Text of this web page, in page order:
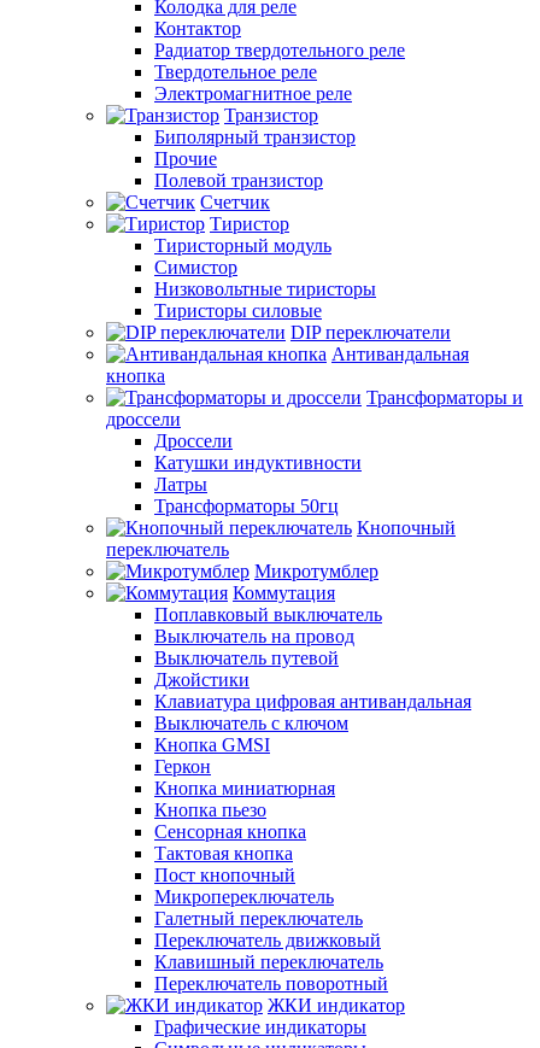
Колодка для реле
Контактор
Радиатор твердотельного реле
Твердотельное реле
Электромагнитное реле
Транзистор
Биполярный транзистор
Прочие
Полевой транзистор
Счетчик
Тиристор
Тиристорный модуль
Симистор
Низковольтные тиристоры
Тиристоры силовые
DIP переключатели
Антивандальная
кнопка
Трансформаторы и
дроссели
Дроссели
Катушки индуктивности
Латры
Трансформаторы 50гц
Кнопочный
переключатель
Микротумблер
Коммутация
Поплавковый выключатель
Выключатель на провод
Выключатель путевой
Джойстики
Клавиатура цифровая антивандальная
Выключатель с ключом
Кнопка GMSI
Геркон
Кнопка миниатюрная
Кнопка пьезо
Сенсорная кнопка
Тактовая кнопка
Пост кнопочный
Микропереключатель
Галетный переключатель
Переключатель движковый
Клавишный переключатель
Переключатель поворотный
ЖКИ индикатор
Графические индикаторы